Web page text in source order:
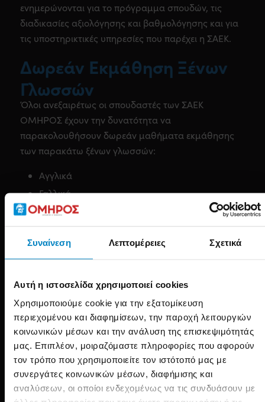
Συναίνεση Λεπτομέρειες Σχετικά
Αυτή η ιστοσελίδα χρησιμοποιεί cookies
Χρησιμοποιούμε cookie για την εξατομίκευση
περιεχομένου και διαφημίσεων, την παροχή λειτουργιών
κοινωνικών μέσων και την ανάλυση της επισκεψιμότητάς
μας. Επιπλέον, μοιραζόμαστε πληροφορίες που αφορούν
τον τρόπο που χρησιμοποιείτε τον ιστότοπό μας με
συνεργάτες κοινωνικών μέσων, διαφήμισης και
αναλύσεων, οι οποίοι ενδεχομένως να τις συνδυάσουν με
ενημερώνονται για το πρόγραμμα σπουδών, τις
διαδικασίες αξιολόγησης και βαθμολόγησης και για
τις υποστηρικτικές υπηρεσίες που παρέχει η ΣΑΕΚ.
Δωρεάν Εκμάθηση Ξένων
Γλωσσών
Όλοι ανεξαιρέτως οι σπουδαστές των ΣΑΕΚ
ΟΜΗΡΟΣ έχουν την δυνατότητα να
παρακολουθήσουν δωρεάν μαθήματα εκμάθησης
των παρακάτω ξένων γλωσσών:
Αγγλικά
Γαλλικά
Ιταλικά
Ισπανικά
Κινεζικά
Ρωσικά
Γραφείο Διασύνδεσης
Εργασίας
Στη ΣΑΕΚ λειτουργείΓραφείο Επαγγελματικής
Αποκατάστασης/Διασύνδεσηςμέσω του οποίου
σπουδαστές και απόφοιτοι έρχονται σε επαφή με
συνεργαζόμενες επιχειρήσεις που αναζητούν